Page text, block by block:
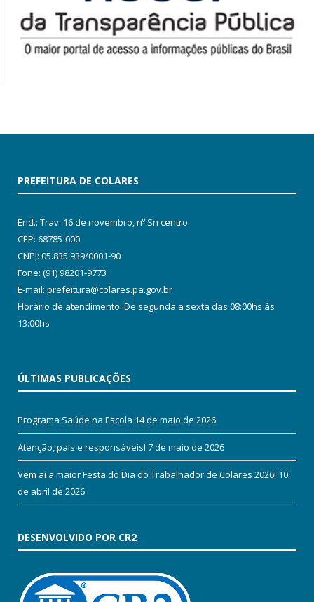
PREFEITURA DE COLARES
End.: Trav. 16 de novembro, nº Sn centro
CEP: 68785-000
CNPJ: 05.835.939/0001-90
Fone: (91) 98201-9773
E-mail: prefeitura@colares.pa.gov.br
Horário de atendimento: De segunda a sexta das 08:00hs às
13:00hs
ÚLTIMAS PUBLICAÇÕES
Programa Saúde na Escola 14 de maio de 2026
Atenção, pais e responsáveis! 7 de maio de 2026
Vem aí a maior Festa do Dia do Trabalhador de Colares 2026! 10
de abril de 2026
DESENVOLVIDO POR CR2